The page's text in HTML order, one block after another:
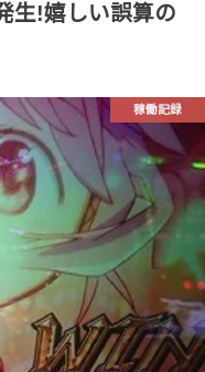
生!嬉しい誤算の
稼働記録